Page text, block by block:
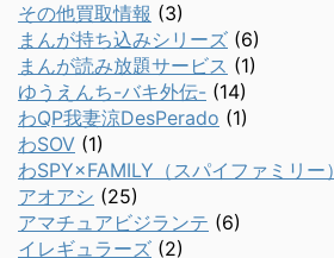
その他買取情報 (3)
まんが持ち込みシリーズ (6)
まんが読み放題サービス (1)
ゆうえんち-バキ外伝- (14)
わQP我妻涼DesPerado (1)
わSOV (1)
わSPY×FAMILY（スパイファミリー）
アオアシ (25)
アマチュアビジランテ (6)
イレギュラーズ (2)